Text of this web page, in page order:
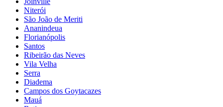
Niterói
São João de Meriti
Ananindeua
Florianópolis
Santos
Ribeirão das Neves
Vila Velha
Serra
Diadema
Campos dos Goytacazes
Mauá